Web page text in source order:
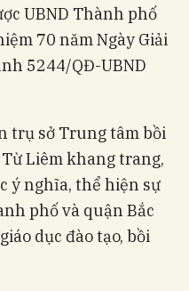
UBND Thành phố
70 năm Ngày Giải
5244/QĐ-UBND
trụ sở Trung tâm bồi
Liêm khang trang,
ý nghĩa, thể hiện sự
phố và quận Bắc
dục đào tạo, bồi